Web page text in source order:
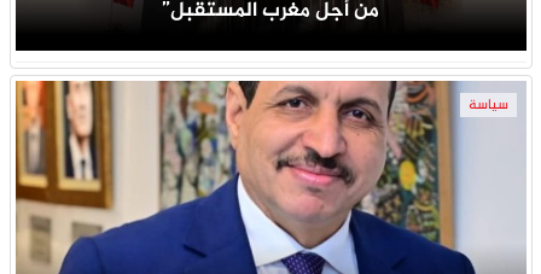
من أجل مغرب المستقبل”
سياسة